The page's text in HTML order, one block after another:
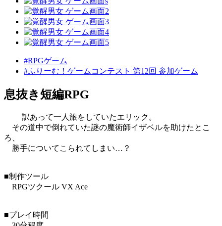
#RPGゲーム
#ふりーむ！ゲームコンテスト 第12回 参加ゲーム
息抜き短編RPG
訳あって一人旅をしていたエリック。
その道中で倒れていた謎の魔術師イザベルを助けたとこ
ろ、
勝手についてこられてしまい…？
■制作ツール
RPGツクール VX Ace
■プレイ時間